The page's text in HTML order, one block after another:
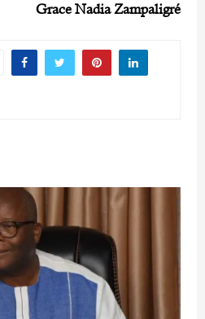
Grace Nadia Zampaligré